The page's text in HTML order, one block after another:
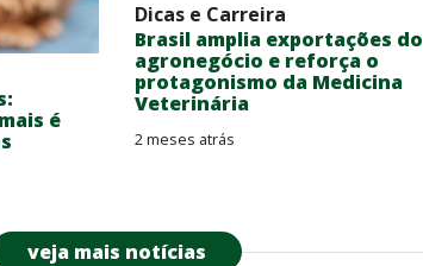
é
Dicas e Carreira
Brasil amplia exportações do
agronegócio e reforça o
protagonismo da Medicina
Veterinária
2 meses atrás
veja mais notícias